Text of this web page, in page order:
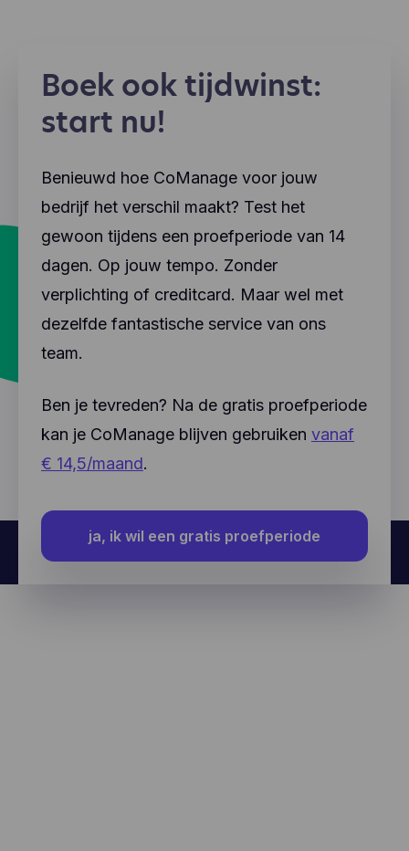
Boek ook tijdwinst:
start nu!
Benieuwd hoe CoManage voor jouw
bedrijf het verschil maakt? Test het
gewoon tijdens een proefperiode van 14
dagen. Op jouw tempo. Zonder
verplichting of creditcard. Maar wel met
dezelfde fantastische service van ons
team.
Ben je tevreden? Na de gratis proefperiode
kan je CoManage blijven gebruiken vanaf
€ 14,5/maand.
ja, ik wil een gratis proefperiode